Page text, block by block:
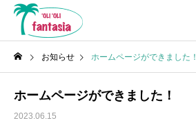
お知らせ ホームページができました！
ホームページができました！
2023.06.15